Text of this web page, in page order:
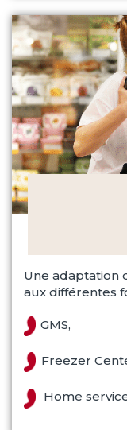
Une adaptation
aux différentes
GMS,
Freezer
Home